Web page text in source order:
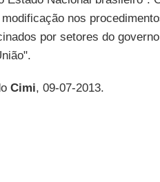
nos
por setores do
Cimi, 09-07-2013.